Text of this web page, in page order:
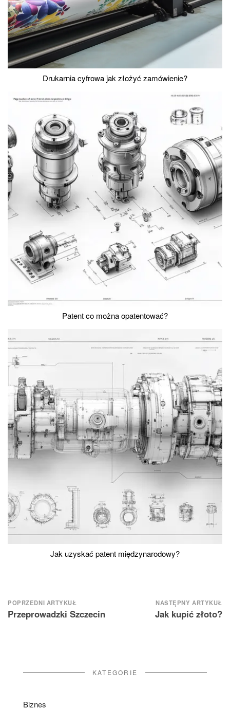
Drukarnia cyfrowa jak złożyć zamówienie?
Patent co można opatentować?
Jak uzyskać patent międzynarodowy?
Nawigacja
wpisu
POPRZEDNI ARTYKUŁ
Przeprowadzki Szczecin
NASTĘPNY ARTYKUŁ
Jak kupić złoto?
KATEGORIE
Biznes